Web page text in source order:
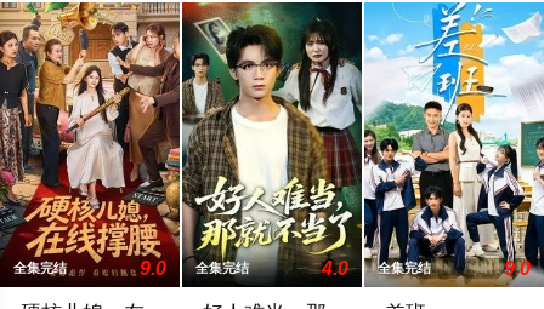
全集完结 9.0 全集完结 4.0 全集完结 9.0